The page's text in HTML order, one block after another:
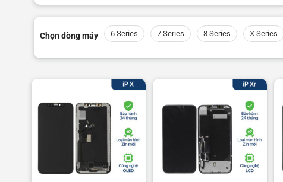
Chọn dòng máy 6 Series 7 Series 8 Series X Series